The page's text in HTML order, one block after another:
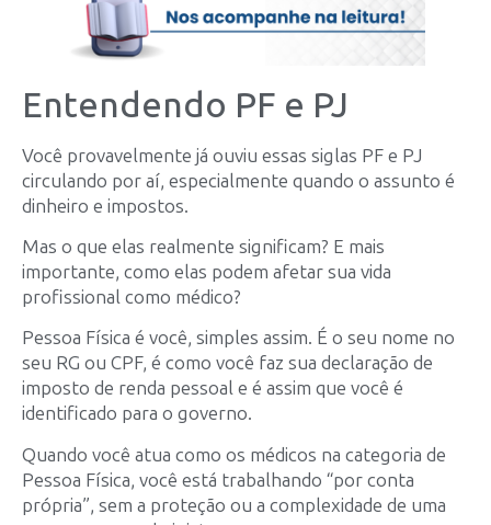
Entendendo PF e PJ
Você provavelmente já ouviu essas siglas PF e PJ
circulando por aí, especialmente quando o assunto é
dinheiro e impostos.
Mas o que elas realmente significam? E mais
importante, como elas podem afetar sua vida
profissional como médico?
Pessoa Física é você, simples assim. É o seu nome no
seu RG ou CPF, é como você faz sua declaração de
imposto de renda pessoal e é assim que você é
identificado para o governo.
Quando você atua como os médicos na categoria de
Pessoa Física, você está trabalhando “por conta
própria”, sem a proteção ou a complexidade de uma